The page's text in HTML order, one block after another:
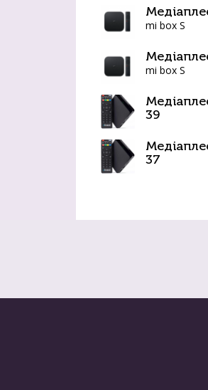
mi box S
mi box S
39
37